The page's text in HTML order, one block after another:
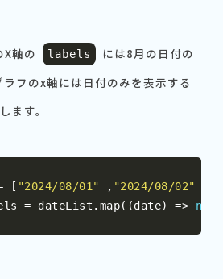
軸の labels
には8月の日付の
フのx軸には日付のみを表示する
ます。
[ "2024/08/01" , "2024/08/02"
= dateList . map((date) => new